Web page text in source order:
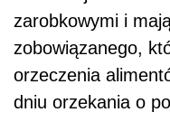
zarobkowymi i
zobowiązanego,
orzeczenia
dniu orzekania o